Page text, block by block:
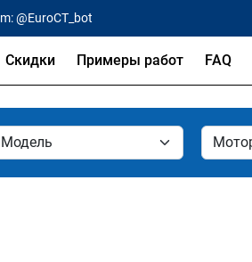
@EuroCT_bot
Скидки Примеры работ FAQ